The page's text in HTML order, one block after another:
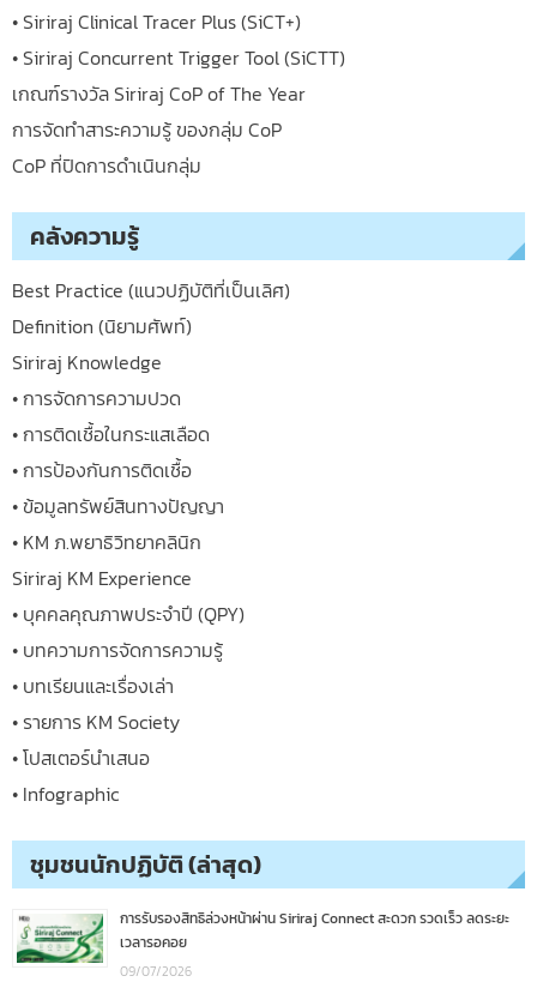
• Siriraj Clinical Tracer Plus (SiCT+)
• Siriraj Concurrent Trigger Tool (SiCTT)
เกณฑ์รางวัล Siriraj CoP of The Year
การจัดทำสาระความรู้ ของกลุ่ม CoP
CoP ที่ปิดการดำเนินกลุ่ม
คลังความรู้
Best Practice (แนวปฏิบัติที่เป็นเลิศ)
Definition (นิยามศัพท์)
Siriraj Knowledge
• การจัดการความปวด
• การติดเชื้อในกระแสเลือด
• การป้องกันการติดเชื้อ
• ข้อมูลทรัพย์สินทางปัญญา
• KM ภ.พยาธิวิทยาคลินิก
Siriraj KM Experience
• บุคคลคุณภาพประจำปี (QPY)
• บทความการจัดการความรู้
• บทเรียนและเรื่องเล่า
• รายการ KM Society
• โปสเตอร์นำเสนอ
• Infographic
ชุมชนนักปฏิบัติ (ล่าสุด)
การรับรองสิทธิล่วงหน้าผ่าน Siriraj Connect สะดวก รวดเร็ว ลดระยะ
เวลารอคอย
09/07/2026